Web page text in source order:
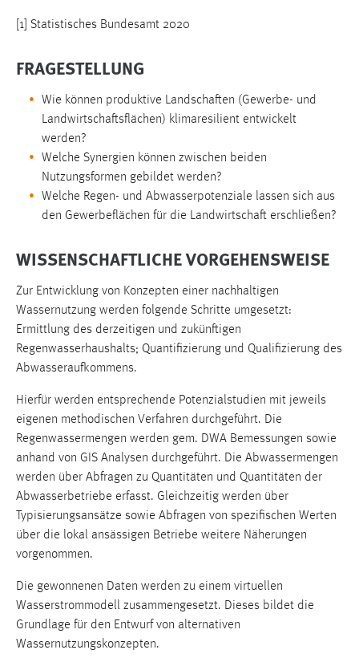
[1] Statistisches Bundesamt 2020
FRAGESTELLUNG
Wie können produktive Landschaften (Gewerbe- und
Landwirtschaftsflächen) klimaresilient entwickelt
werden?
Welche Synergien können zwischen beiden
Nutzungsformen gebildet werden?
Welche Regen- und Abwasserpotenziale lassen sich aus
den Gewerbeflächen für die Landwirtschaft erschließen?
WISSENSCHAFTLICHE VORGEHENSWEISE
Zur Entwicklung von Konzepten einer nachhaltigen
Wassernutzung werden folgende Schritte umgesetzt:
Ermittlung des derzeitigen und zukünftigen
Regenwasserhaushalts; Quantifizierung und Qualifizierung des
Abwasseraufkommens.
Hierfür werden entsprechende Potenzialstudien mit jeweils
eigenen methodischen Verfahren durchgeführt. Die
Regenwassermengen werden gem. DWA Bemessungen sowie
anhand von GIS Analysen durchgeführt. Die Abwassermengen
werden über Abfragen zu Quantitäten und Quantitäten der
Abwasserbetriebe erfasst. Gleichzeitig werden über
Typisierungsansätze sowie Abfragen von spezifischen Werten
über die lokal ansässigen Betriebe weitere Näherungen
vorgenommen.
Die gewonnenen Daten werden zu einem virtuellen
Wasserstrommodell zusammengesetzt. Dieses bildet die
Grundlage für den Entwurf von alternativen
Wassernutzungskonzepten.
Cookie Laufzeit:
STATISTIK
Statistik Cookies erfassen Informationen anonym.
Diese Informationen helfen uns zu verstehen, wie
unsere Besucher unsere Website nutzen.
Matomo
Zugriffsstatistik
Cookie Laufzeit:
Max. 13 Monate
MARKETING
Marketing Cookies werden von Drittanbietern
verwendet, um personalisierte Werbung anzuzeigen.
Sie tun dies, indem sie Besucher über Websites
hinweg verfolgen.
Google Ads
Name:
Anbieter:
Google Ireland Limited